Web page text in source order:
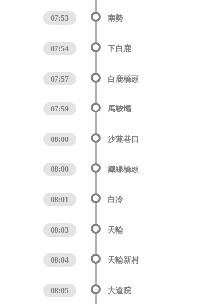
07:53 南勢
07:54 下白鹿
07:57 白鹿橋頭
07:59 馬鞍壩
08:00 沙蓮巷口
08:00 鐵線橋頭
08:01 白冷
08:03 天輪
08:04 天輪新村
08:05 大道院